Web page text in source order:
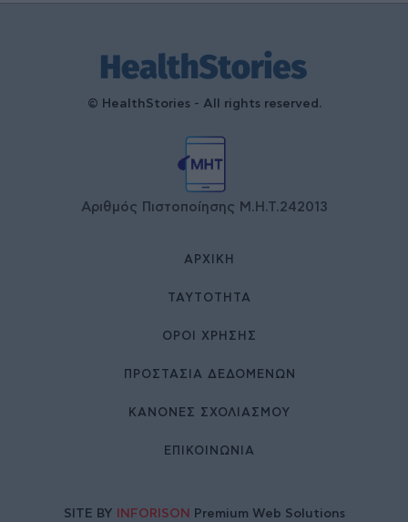
© HealthStories - All rights reserved.
Αριθμός Πιστοποίησης Μ.Η.Τ.242013
ΑΡΧΙΚΉ
ΤΑΥΤΌΤΗΤΑ
ΌΡΟΙ ΧΡΉΣΗΣ
ΠΡΟΣΤΑΣΙΑ ΔΕΔΟΜΕΝΩΝ
ΚΑΝΟΝΕΣ ΣΧΟΛΙΑΣΜΟΥ
ΕΠΙΚΟΙΝΩΝΊΑ
SITE BY INFORISON Premium Web Solutions